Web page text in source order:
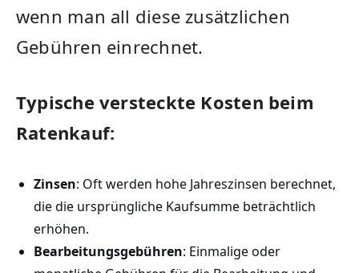
wenn man all diese zusätzlichen
Gebühren einrechnet.
Typische versteckte Kosten beim
Ratenkauf:
Zinsen: Oft werden hohe Jahreszinsen berechnet,
die die ursprüngliche Kaufsumme beträchtlich
erhöhen.
Bearbeitungsgebühren: Einmalige oder